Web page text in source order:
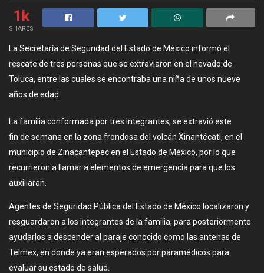
1k
SHARES
La Secretaría de Seguridad del Estado de México informó el
rescate de tres personas que se extraviaron en el nevado de
Toluca, entre las cuales se encontraba una niña de unos nueve
años de edad.
La familia conformada por tres integrantes, se extravió este
fin de semana en la zona frondosa del volcán Xinantécatl, en el
municipio de Zinacantepec en el Estado de México, por lo que
recurrieron a llamar a elementos de emergencia para que los
auxiliaran.
Agentes de Seguridad Pública del Estado de México localizaron y
resguardaron a los integrantes de la familia, para posteriormente
ayudarlos a descender al paraje conocido como las antenas de
Telmex, en donde ya eran esperados por paramédicos para
evaluar su estado de salud.